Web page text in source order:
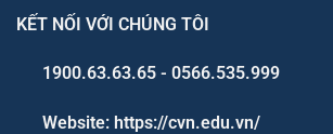
KẾT NỐI VỚI CHÚNG TÔI
1900.63.63.65 - 0566.535.999
Website: https://cvn.edu.vn/